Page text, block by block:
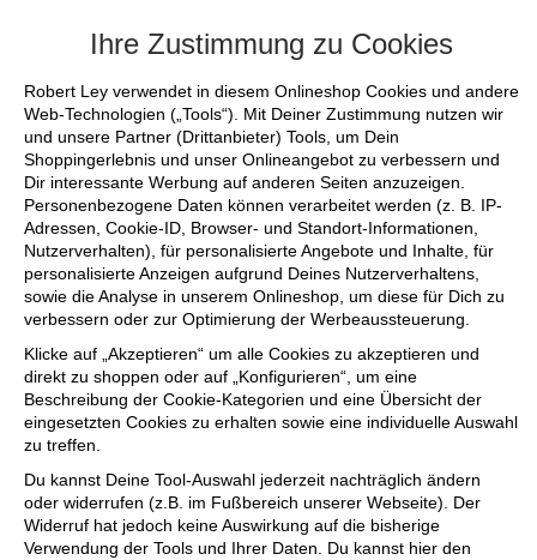
Ihre Zustimmung zu Cookies
Robert Ley verwendet in diesem Onlineshop Cookies und andere
Web-Technologien („Tools“). Mit Deiner Zustimmung nutzen wir
und unsere Partner (Drittanbieter) Tools, um Dein
Shoppingerlebnis und unser Onlineangebot zu verbessern und
Dir interessante Werbung auf anderen Seiten anzuzeigen.
Personenbezogene Daten können verarbeitet werden (z. B. IP-
Adressen, Cookie-ID, Browser- und Standort-Informationen,
Nutzerverhalten), für personalisierte Angebote und Inhalte, für
personalisierte Anzeigen aufgrund Deines Nutzerverhaltens,
sowie die Analyse in unserem Onlineshop, um diese für Dich zu
verbessern oder zur Optimierung der Werbeaussteuerung.
Klicke auf „Akzeptieren“ um alle Cookies zu akzeptieren und
direkt zu shoppen oder auf „Konfigurieren“, um eine
Beschreibung der Cookie-Kategorien und eine Übersicht der
eingesetzten Cookies zu erhalten sowie eine individuelle Auswahl
zu treffen.
Du kannst Deine Tool-Auswahl jederzeit nachträglich ändern
oder widerrufen (z.B. im Fußbereich unserer Webseite). Der
Widerruf hat jedoch keine Auswirkung auf die bisherige
Verwendung der Tools und Ihrer Daten. Du kannst hier den